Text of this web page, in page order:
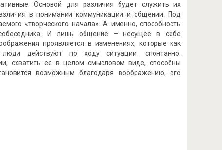
Основой для различия будет служить их
в понимании коммуникации и общении. Под
«творческого начала». А именно, способность
И лишь общение – несущее в себе
проявляется в изменениях, которые как
действуют по ходу ситуации, спонтанно.
схватить ее в целом смысловом виде, способны
возможным благодаря воображению, его